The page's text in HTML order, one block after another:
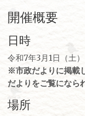
開催概要
日時
令和7年3月1日（土
※市政だよりに掲載
だよりをご覧になら
場所